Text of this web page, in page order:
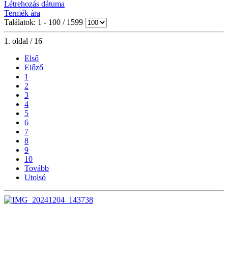
Létrehozás dátuma
Termék ára
Találatok: 1 - 100 / 1599
1. oldal / 16
Első
Előző
1
2
3
4
5
6
7
8
9
10
Tovább
Utolsó